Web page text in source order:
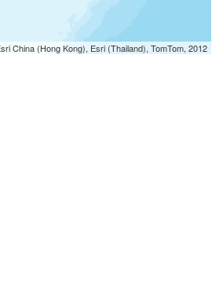
China (Hong Kong), Esri (Thailand), TomTom, 2012